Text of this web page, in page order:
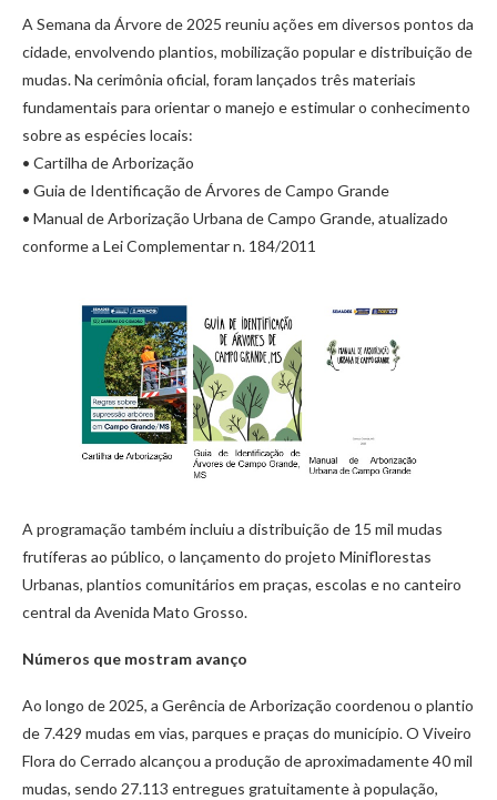
A Semana da Árvore de 2025 reuniu ações em diversos pontos da
cidade, envolvendo plantios, mobilização popular e distribuição de
mudas. Na cerimônia oficial, foram lançados três materiais
fundamentais para orientar o manejo e estimular o conhecimento
sobre as espécies locais:
• Cartilha de Arborização
• Guia de Identificação de Árvores de Campo Grande
• Manual de Arborização Urbana de Campo Grande, atualizado
conforme a Lei Complementar n. 184/2011
A programação também incluiu a distribuição de 15 mil mudas
frutíferas ao público, o lançamento do projeto Miniflorestas
Urbanas, plantios comunitários em praças, escolas e no canteiro
central da Avenida Mato Grosso.
Números que mostram avanço
Ao longo de 2025, a Gerência de Arborização coordenou o plantio
de 7.429 mudas em vias, parques e praças do município. O Viveiro
Flora do Cerrado alcançou a produção de aproximadamente 40 mil
mudas, sendo 27.113 entregues gratuitamente à população,